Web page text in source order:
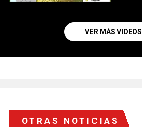
VER MÁS VIDEOS
OTRAS NOTICIAS